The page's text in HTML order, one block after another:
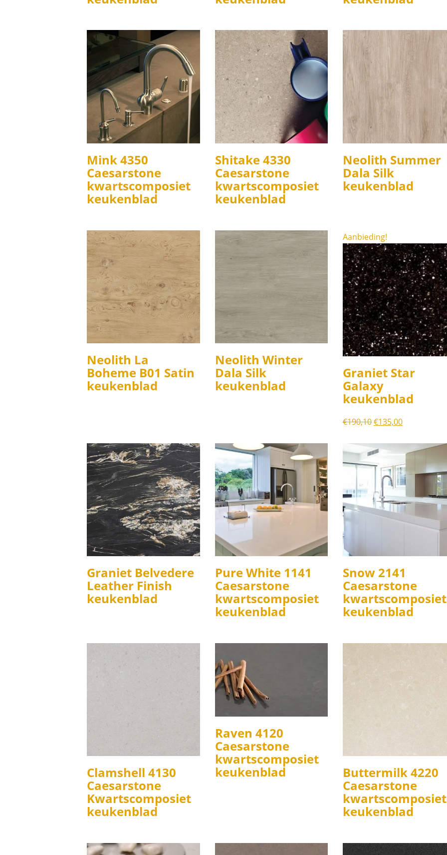
Mink 4350
Caesarstone
kwartscomposiet
keukenblad
Shitake 4330
Caesarstone
kwartscomposiet
keukenblad
Neolith Summer
Dala Silk
keukenblad
Neolith La
Boheme B01 Satin
keukenblad
Neolith Winter
Dala Silk
keukenblad
Aanbieding!
Graniet Star
Galaxy
keukenblad
€190,10Oorspronkelijke
was:
€135,00Huidige
€135,00.
Graniet Belvedere
Leather Finish
keukenblad
Pure White 1141
Caesarstone
kwartscomposiet
keukenblad
Snow 2141
Caesarstone
kwartscomposiet
keukenblad
Clamshell 4130
Caesarstone
Kwartscomposiet
keukenblad
Raven 4120
Caesarstone
kwartscomposiet
keukenblad Buttermilk 4220
Caesarstone
kwartscomposiet
keukenblad